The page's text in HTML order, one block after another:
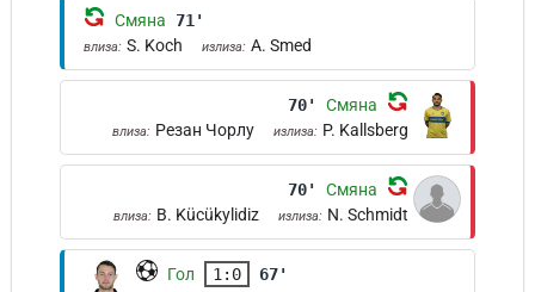
Смяна 71'
влиза: S. Koch излиза: A. Smed
70' Смяна
влиза: Резан Чорлу излиза: P. Kallsberg
70' Смяна
влиза: B. Kücükylidiz излиза: N. Schmidt
Гол 1:0
67'